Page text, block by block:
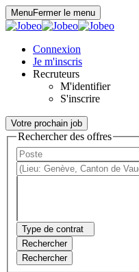
MenuFermer le menu
Connexion
Je m'inscris
Recruteurs
M'identifier
S'inscrire
Votre prochain job
Rechercher des offres
Type de contrat
Rechercher
Rechercher
Panneau de gestion des cookies